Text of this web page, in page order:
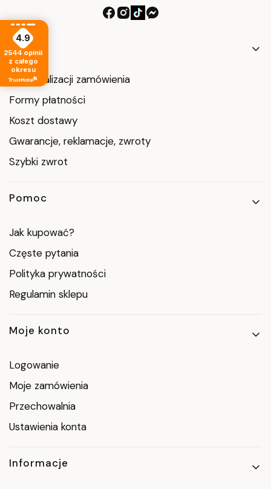
Linki w stopce
Zakupy
Czas realizacji zamówienia
Formy płatności
Koszt dostawy
Gwarancje, reklamacje, zwroty
Szybki zwrot
Pomoc
Jak kupować?
Częste pytania
Polityka prywatności
Regulamin sklepu
Moje konto
Logowanie
Moje zamówienia
Przechowalnia
Ustawienia konta
Informacje
4.9
2544 opinii
z całego
okresu